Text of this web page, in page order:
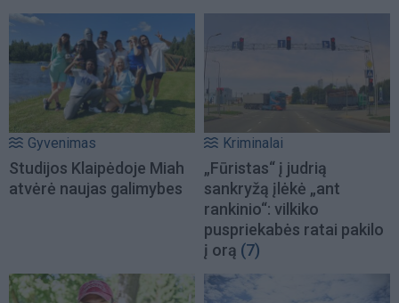
Gyvenimas
Studijos Klaipėdoje Miah
atvėrė naujas galimybes
Kriminalai
„Fūristas“ į judrią
sankryžą įlėkė „ant
rankinio“: vilkiko
puspriekabės ratai pakilo
į orą (7)